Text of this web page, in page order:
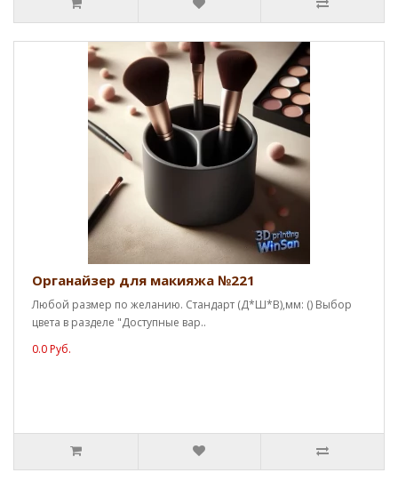
Органайзер для макияжа №221
Любой размер по желанию. Стандарт (Д*Ш*В),мм: () Выбор
цвета в разделе "Доступные вар..
0.0 Руб.